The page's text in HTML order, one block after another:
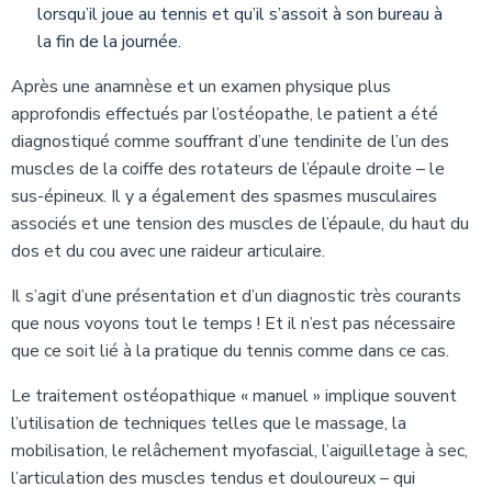
lorsqu’il joue au tennis et qu’il s’assoit à son bureau à
la fin de la journée.
Après une anamnèse et un examen physique plus
approfondis effectués par l’ostéopathe, le patient a été
diagnostiqué comme souffrant d’une tendinite de l’un des
muscles de la coiffe des rotateurs de l’épaule droite – le
sus-épineux. Il y a également des spasmes musculaires
associés et une tension des muscles de l’épaule, du haut du
dos et du cou avec une raideur articulaire.
Il s’agit d’une présentation et d’un diagnostic très courants
que nous voyons tout le temps ! Et il n’est pas nécessaire
que ce soit lié à la pratique du tennis comme dans ce cas.
Le traitement ostéopathique « manuel » implique souvent
l’utilisation de techniques telles que le massage, la
mobilisation, le relâchement myofascial, l’aiguilletage à sec,
l’articulation des muscles tendus et douloureux – qui